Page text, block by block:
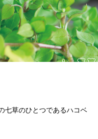
七草のひとつであるハコベ